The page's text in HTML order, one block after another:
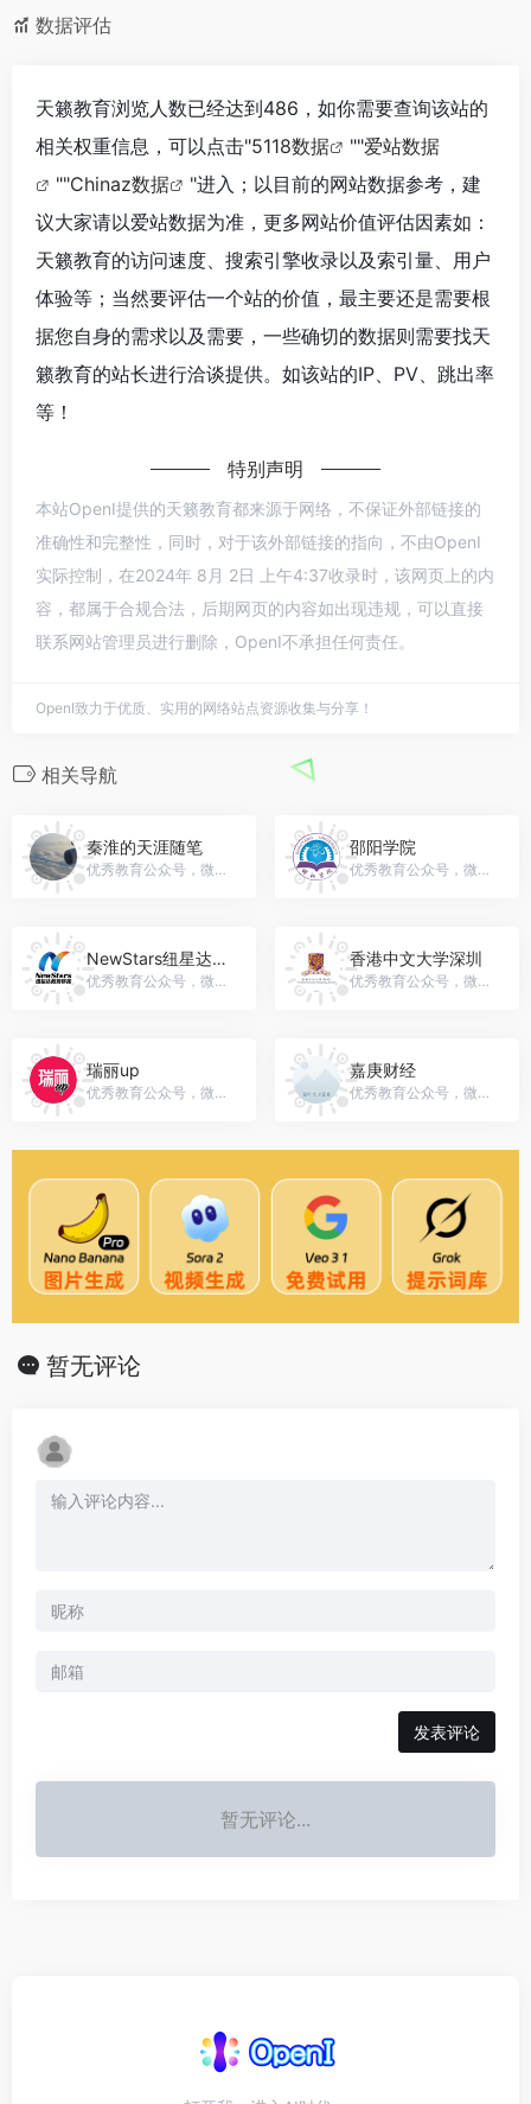
数据评估
天籁教育浏览人数已经达到486，如你需要查询该站的
相关权重信息，可以点击"5118数据 ""爱站数据
""Chinaz数据
"进入；以目前的网站数据参考，建
议大家请以爱站数据为准，更多网站价值评估因素如：
天籁教育的访问速度、搜索引擎收录以及索引量、用户
体验等；当然要评估一个站的价值，最主要还是需要根
据您自身的需求以及需要，一些确切的数据则需要找天
籁教育的站长进行洽谈提供。如该站的IP、PV、跳出率
等！
特别声明
本站OpenI提供的天籁教育都来源于网络，不保证外部链接的
准确性和完整性，同时，对于该外部链接的指向，不由OpenI
实际控制，在2024年 8月 2日 上午4:37收录时，该网页上的内
容，都属于合规合法，后期网页的内容如出现违规，可以直接
联系网站管理员进行删除，OpenI不承担任何责任。
OpenI致力于优质、实用的网络站点资源收集与分享！
相关导航
秦淮的天涯随笔
优秀教育公众号，微信号：qinhuai8848
邵阳学院
优秀教育公众号，微信号：shaoyanguniversity
NewStars纽星达教育移民
优秀教育公众号，微信号：NewStars-Global
香港中文大学深圳
优秀教育公众号，微信号：cuhksz2014
瑞丽up
优秀教育公众号，微信号：raylicom
嘉庚财经
优秀教育公众号，微信号：jmu-cjc
暂无评论
发表评论
暂无评论...